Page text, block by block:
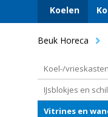
Koelen
Beuk Horeca
Koel-/
IJsblokjes en
Vitrines en